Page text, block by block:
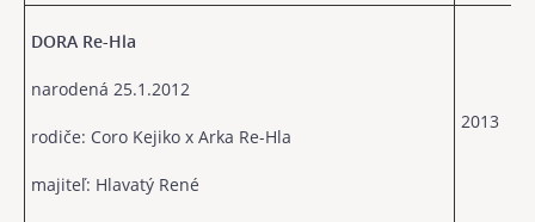
DORA Re-Hla
narodená 25.1.2012
rodiče: Coro Kejiko x Arka Re-Hla
majiteľ: Hlavatý René
2013